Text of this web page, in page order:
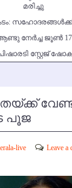
മരിച്ചു
ആണ്ടു നേര്‍ച്ച ജൂണ്‍
സ്റ്റേജ്
പൂജ
live
Leave a